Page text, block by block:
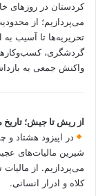
کردستان در روزهای
می‌پردازیم؛ از
تحریریه‌ها تا آسیب به
گردشگری،
واکنش جمعی به
از ریش تا جیش؛
در اپیزود هشتاد و
شیرین مالیات‌های
می‌پردازیم. از مالیات
کلاه و ادرار انسانی.